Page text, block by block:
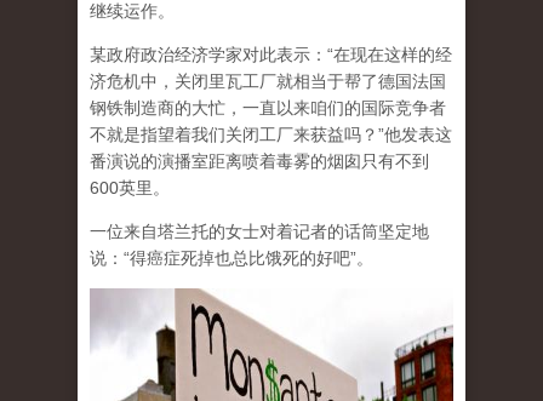
继续运作。
某政府政治经济学家对此表示：“在现在这样的经
济危机中，关闭里瓦工厂就相当于帮了德国法国
钢铁制造商的大忙，一直以来咱们的国际竞争者
不就是指望着我们关闭工厂来获益吗？”他发表这
番演说的演播室距离喷着毒雾的烟囱只有不到
600英里。
一位来自塔兰托的女士对着记者的话筒坚定地
说：“得癌症死掉也总比饿死的好吧”。